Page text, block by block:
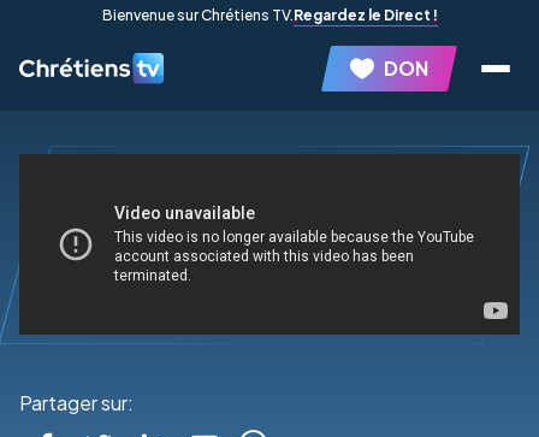
Bienvenue sur Chrétiens TV.Regardez le Direct !
DON
Partager sur: